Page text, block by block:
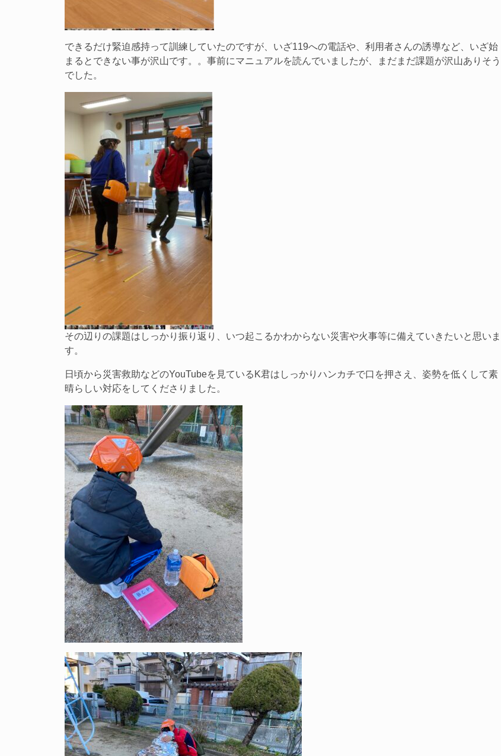
できるだけ緊迫感持って訓練していたのですが、いざ119への電話や、利用者さんの誘導など、いざ始
まるとできない事が沢山です。。事前にマニュアルを読んでいましたが、まだまだ課題が沢山ありそう
でした。
その辺りの課題はしっかり振り返り、いつ起こるかわからない災害や火事等に備えていきたいと思いま
す。
日頃から災害救助などのYouTubeを見ているK君はしっかりハンカチで口を押さえ、姿勢を低くして素
晴らしい対応をしてくださりました。